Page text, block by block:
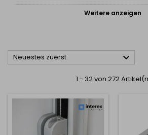
Weitere anzeigen
Neuestes zuerst 
1 - 32 von 272